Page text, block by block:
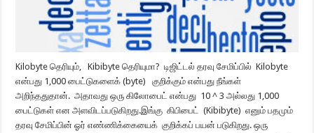
Kilobyte தெரியும், Kibibyte தெரியுமா? டிஜிட்டல் தரவு சேமிப்பில் Kilobyte
என்பது 1,000 பைட்டுகளைக் (byte) குறிக்கும் என்பது நீங்கள்
அறிந்ததுதான். அதாவது ஒரு கிலோபைட் என்பது 10 ^ 3 அல்லது 1,000
பைட்டுகள் என அளவிடப்படுகிறது.இங்கு கிபிபைட் (Kibibyte) எனும் பதமும்
தரவு சேமிப்பின் ஓர் எண்ணிக்கையைக் குறிக்கப் பயன் படுகிறது. ஒரு